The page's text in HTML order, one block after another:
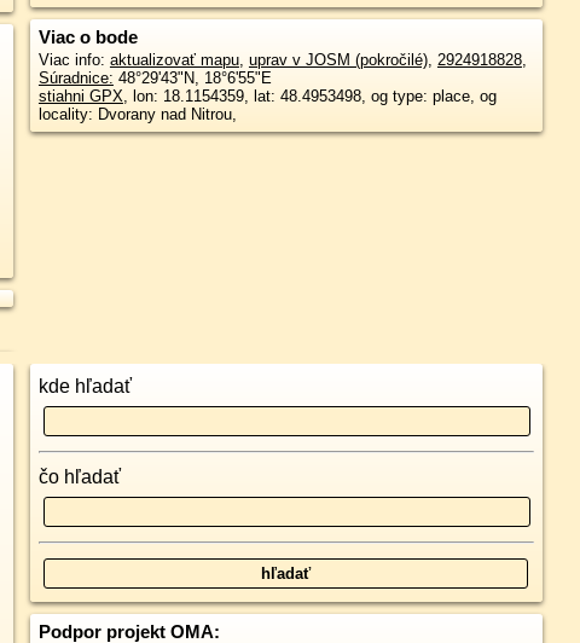
Viac o bode
Viac info: aktualizovať mapu, uprav v JOSM (pokročilé), 2924918828,
Súradnice: 48°29'43"N, 18°6'55"E
stiahni GPX, lon: 18.1154359, lat: 48.4953498, og type: place, og
locality: Dvorany nad Nitrou,
kde hľadať
čo hľadať
Podpor projekt OMA: